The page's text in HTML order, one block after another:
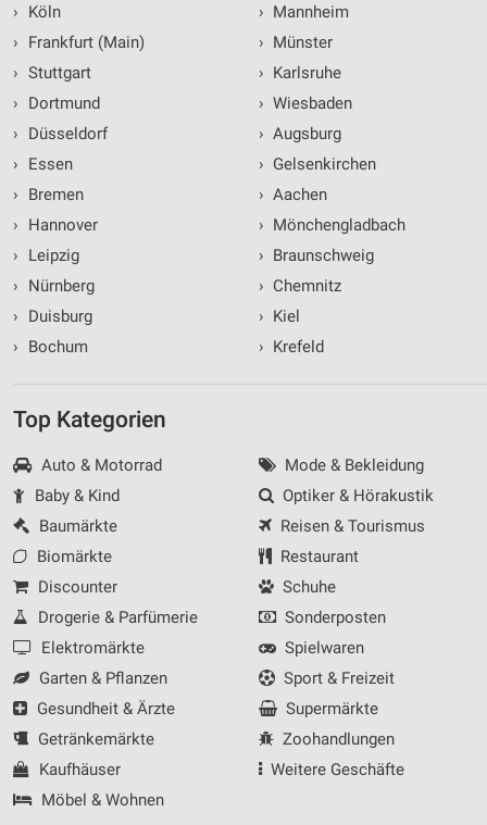
›
Köln
›
Frankfurt (Main)
› Stuttgart
›
Dortmund
›
Düsseldorf
›
Essen
›
Bremen
›
Hannover
›
Leipzig
›
Nürnberg
›
Duisburg
›
Bochum
› Mannheim
› Münster
› Karlsruhe
› Wiesbaden
› Augsburg
› Gelsenkirchen
› Aachen
› Mönchengladbach
› Braunschweig
› Chemnitz
› Kiel
› Krefeld
Top Kategorien
Auto & Motorrad
Baby & Kind
Baumärkte
Biomärkte
Discounter
Drogerie & Parfümerie
Elektromärkte
Garten & Pflanzen
Gesundheit & Ärzte
Getränkemärkte
Kaufhäuser
Möbel & Wohnen
Mode & Bekleidung
Optiker & Hörakustik
Reisen & Tourismus
Restaurant
Schuhe
Sonderposten
Spielwaren
Sport & Freizeit
Supermärkte
Zoohandlungen
Weitere Geschäfte